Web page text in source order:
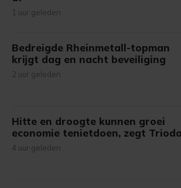
1 uur geleden
Bedreigde Rheinmetall-topman
krijgt dag en nacht beveiliging
2 uur geleden
Hitte en droogte kunnen groei
economie tenietdoen, zegt
4 uur geleden